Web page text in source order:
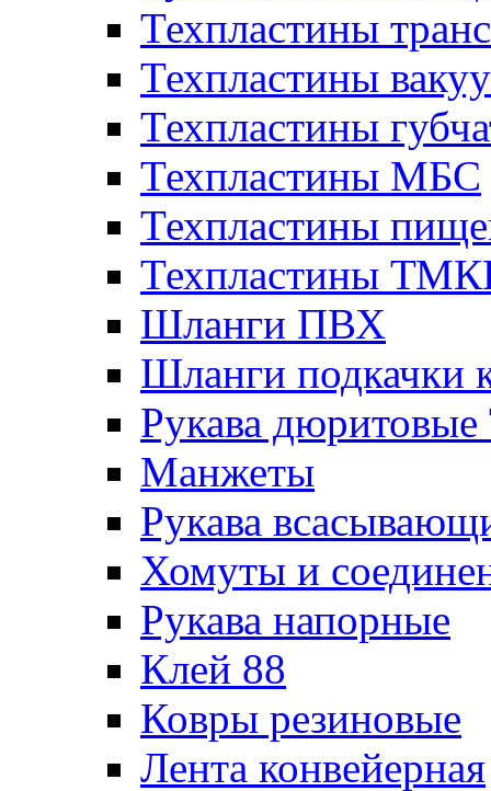
Техпластины
Техпластины
Техпластины
Техпластины МБС
Техпластины
Техпластины
Шланги ПВХ
Шланги подкачки
Рукава
Манжеты
Рукава
Хомуты и
Рукава напорные
Клей 88
Ковры резиновые
Лента конвейерная